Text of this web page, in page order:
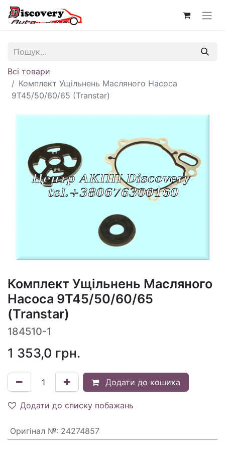
Всі товари
Комплект Ущільнень Масляного Насоса
9T45/50/60/65 (Transtar)
Комплект Ущільнень Масляного
Насоса 9T45/50/60/65
(Transtar)
184510-1
1 353,0 грн.
Додати до кошика
Додати до списку побажань
Оригінал №: 24274857